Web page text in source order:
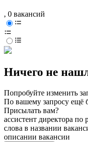
, 0 вакансий
Ничего не
Попробуйте изменить
По вашему запросу ещё
Присылать вам?
ассистент директора по
слова в названии
описании вакансии